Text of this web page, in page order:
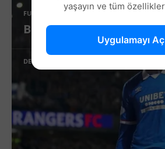
FUTBOL
Beşiktaş’ta Sağ Kanat
DEVAMINI OKU
yaşayın ve tüm
Uygulamayı Aç